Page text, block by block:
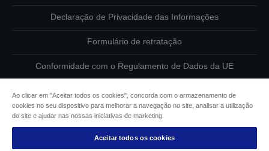
Declaração de Privacidade das Informações
Formulário de retratação
Conformidade com o Regulamento de Dados da UE
Informações sobre cookies
Compromisso da Epson para com a acessibilidade
Ao clicar em "Aceitar todos os cookies", concorda com o armazenamento de
cookies no seu dispositivo para melhorar a navegação no site, analisar a utilização
do site e ajudar nas nossas iniciativas de marketing.
Aceitar todos os cookies